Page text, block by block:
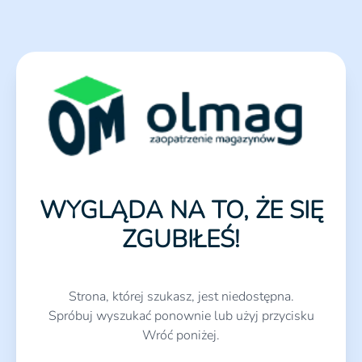
WYGLĄDA NA TO, ŻE SIĘ
ZGUBIŁEŚ!
Strona, której szukasz, jest niedostępna.
Spróbuj wyszukać ponownie lub użyj przycisku
Wróć poniżej.